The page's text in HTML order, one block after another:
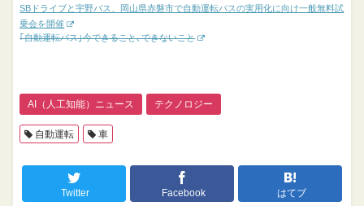
SBドライブと宇野バス、岡山県赤磐市で自動運転バスの実用化に向け一般無料試
乗会を開催
｢自動運転バス｣今できること､できないこと
AI（人工知能）ニュース テクノロジー
自動運転 車
Twitter Facebook はてブ